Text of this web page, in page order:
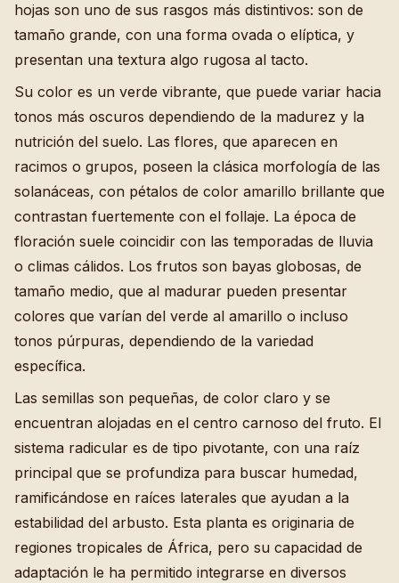
hojas son uno de sus rasgos más distintivos: son de
tamaño grande, con una forma ovada o elíptica, y
presentan una textura algo rugosa al tacto.
Su color es un verde vibrante, que puede variar hacia
tonos más oscuros dependiendo de la madurez y la
nutrición del suelo. Las flores, que aparecen en
racimos o grupos, poseen la clásica morfología de las
solanáceas, con pétalos de color amarillo brillante que
contrastan fuertemente con el follaje. La época de
floración suele coincidir con las temporadas de lluvia
o climas cálidos. Los frutos son bayas globosas, de
tamaño medio, que al madurar pueden presentar
colores que varían del verde al amarillo o incluso
tonos púrpuras, dependiendo de la variedad
específica.
Las semillas son pequeñas, de color claro y se
encuentran alojadas en el centro carnoso del fruto. El
sistema radicular es de tipo pivotante, con una raíz
principal que se profundiza para buscar humedad,
ramificándose en raíces laterales que ayudan a la
estabilidad del arbusto. Esta planta es originaria de
regiones tropicales de África, pero su capacidad de
adaptación le ha permitido integrarse en diversos